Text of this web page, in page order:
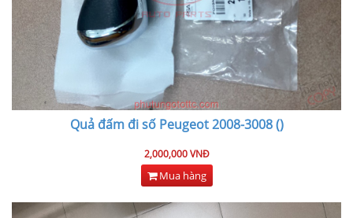
Quả đấm đi số Peugeot 2008-3008 ()
2,000,000 VNĐ
Mua hàng